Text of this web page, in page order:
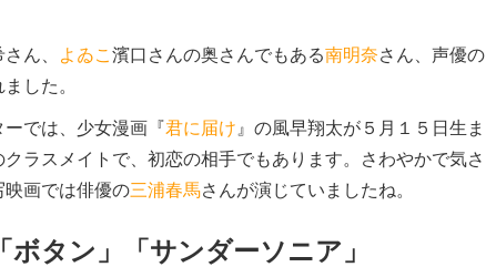
ん、 よゐこ 濱口さんの奥さんでもある南明奈さん、声優の
した。
では、少女漫画『君に届け 』の風早翔太が５月１５日生ま
ラスメイトで、初恋の相手でもあります。さわやかで気さ
映画では俳優の三浦春馬さんが演じていましたね。
タン」「サンダーソニア」